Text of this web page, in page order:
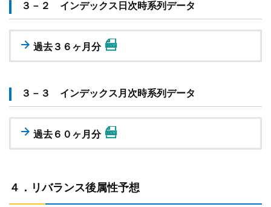
３－２ インデックス日次時系列データ
過去３６ヶ月分
３－３ インデックス月次時系列データ
過去６０ヶ月分
４．リバランス後属性予想